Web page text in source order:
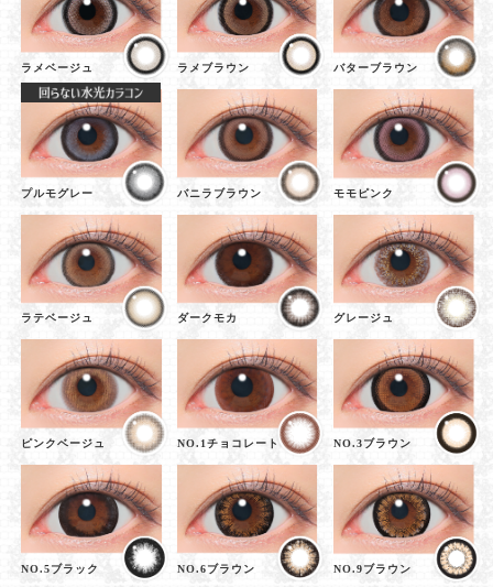
ラメベージュ ラメブラウン バターブラウン
プルモグレー バニラブラウン モモピンク
ラテベージュ ダークモカ グレージュ
ピンクベージュ NO.1チョコレート NO.3ブラウン
NO.5ブラック NO.6ブラウン NO.9ブラウン